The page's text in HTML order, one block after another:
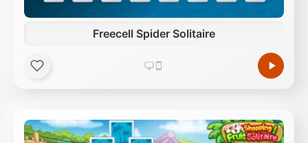
Freecell Spider Solitaire